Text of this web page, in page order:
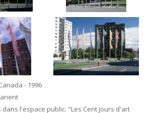
- 1996
l'espace public. "Les Cent jours d'art